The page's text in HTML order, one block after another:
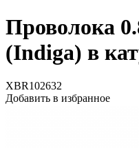
Проволока
(Indiga) в
XBR102632
Добавить в избранное